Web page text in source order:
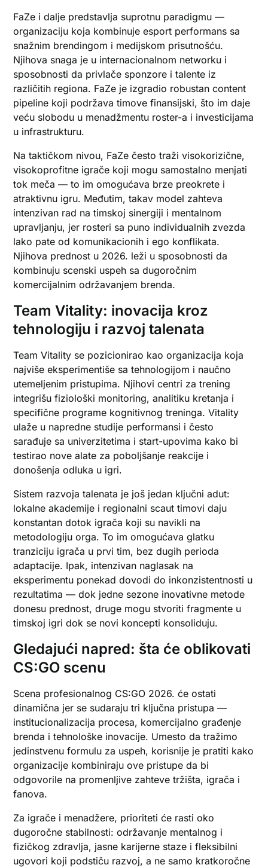
FaZe i dalje predstavlja suprotnu paradigmu —
organizaciju koja kombinuje esport performans sa
snažnim brendingom i medijskom prisutnošću.
Njihova snaga je u internacionalnom networku i
sposobnosti da privlače sponzore i talente iz
različitih regiona. FaZe je izgradio robustan content
pipeline koji podržava timove finansijski, što im daje
veću slobodu u menadžmentu roster-a i investicijama
u infrastrukturu.
Na taktičkom nivou, FaZe često traži visokorizične,
visokoprofitne igrače koji mogu samostalno menjati
tok meča — to im omogućava brze preokrete i
atraktivnu igru. Međutim, takav model zahteva
intenzivan rad na timskoj sinergiji i mentalnom
upravljanju, jer rosteri sa puno individualnih zvezda
lako pate od komunikacionih i ego konflikata.
Njihova prednost u 2026. leži u sposobnosti da
kombinuju scenski uspeh sa dugoročnim
komercijalnim održavanjem brenda.
Team Vitality: inovacija kroz
tehnologiju i razvoj talenata
Team Vitality se pozicionirao kao organizacija koja
najviše eksperimentiše sa tehnologijom i naučno
utemeljenim pristupima. Njihovi centri za trening
integrišu fiziološki monitoring, analitiku kretanja i
specifične programe kognitivnog treninga. Vitality
ulaže u napredne studije performansi i često
sarađuje sa univerzitetima i start-upovima kako bi
testirao nove alate za poboljšanje reakcije i
donošenja odluka u igri.
Sistem razvoja talenata je još jedan ključni adut:
lokalne akademije i regionalni scaut timovi daju
konstantan dotok igrača koji su navikli na
metodologiju orga. To im omogućava glatku
tranziciju igrača u prvi tim, bez dugih perioda
adaptacije. Ipak, intenzivan naglasak na
eksperimentu ponekad dovodi do inkonzistentnosti u
rezultatima — dok jedne sezone inovativne metode
donesu prednost, druge mogu stvoriti fragmente u
timskoj igri dok se novi koncepti konsoliduju.
Gledajući napred: šta će oblikovati
CS:GO scenu
Scena profesionalnog CS:GO 2026. će ostati
dinamična jer se sudaraju tri ključna pristupa —
institucionalizacija procesa, komercijalno građenje
brenda i tehnološke inovacije. Umesto da tražimo
jedinstvenu formulu za uspeh, korisnije je pratiti kako
organizacije kombiniraju ove pristupe da bi
odgovorile na promenljive zahteve tržišta, igrača i
fanova.
Za igrače i menadžere, prioriteti će rasti oko
dugoročne stabilnosti: održavanje mentalnog i
fizičkog zdravlja, jasne karijerne staze i fleksibilni
ugovori koji podstiču razvoj, a ne samo kratkoročne